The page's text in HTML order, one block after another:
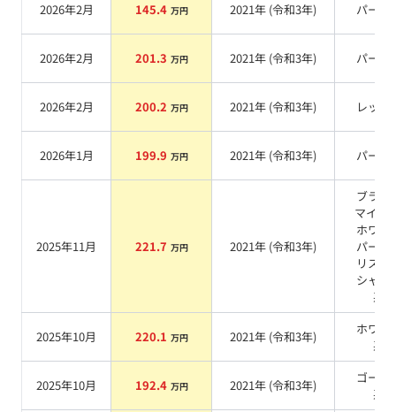
2026年2月 145.4 万円 2021年 (令和3年) パール
2026年2月 201.3 万円 2021年 (令和3年) パール
2026年2月 200.2 万円 2021年 (令和3年) レッド
2026年1月 199.9 万円 2021年 (令和3年) パール
2025年11月 221.7 万円 2021年 (令和3年)
ブラッ
マイカ
ホワイ
パール
リスタ
シャイ
系
2025年10月 220.1 万円 2021年 (令和3年)
ホワイ
系
2025年10月 192.4 万円 2021年 (令和3年)
ゴール
系